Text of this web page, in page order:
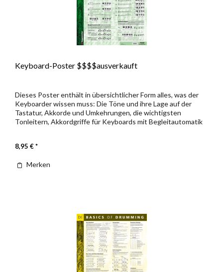
Keyboard-Poster $$$$ausverkauft
Dieses Poster enthält in übersichtlicher Form alles, was der
Keyboarder wissen muss: Die Töne und ihre Lage auf der
Tastatur, Akkorde und Umkehrungen, die wichtigsten
Tonleitern, Akkordgriffe für Keyboards mit Begleitautomatik
8,95 € *
Merken